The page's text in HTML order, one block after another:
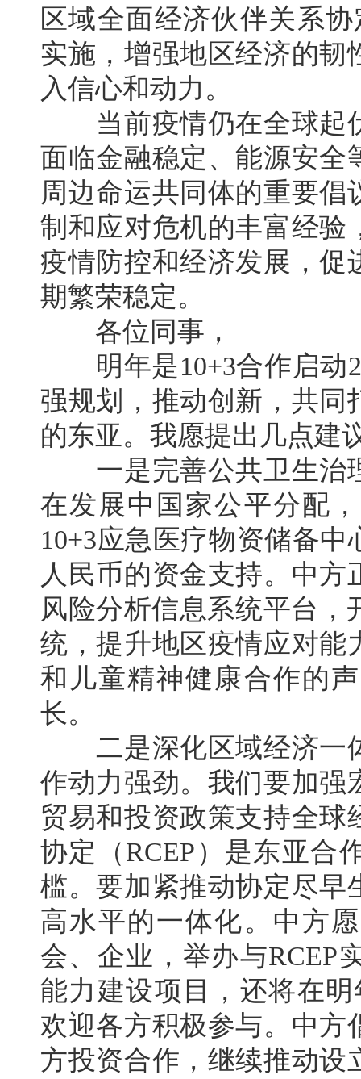
区域全面经济伙伴关系
实施，增强地区经济的韧
入信心和动力。
当前疫情仍在全球起
面临金融稳定、能源安全
周边命运共同体的重要
制和应对危机的丰富经验
疫情防控和经济发展，促
期繁荣稳定。
各位同事，
明年是10+3合作启动
强规划，推动创新，共同
的东亚。我愿提出几点建
一是完善公共卫生治
在发展中国家公平分配
10+3应急医疗物资储备
人民币的资金支持。中
风险分析信息系统平台，
统，提升地区疫情应对能
和儿童精神健康合作的
长。
二是深化区域经济一
作动力强劲。我们要加强
贸易和投资政策支持全球
协定（RCEP）是东亚合
槛。要加紧推动协定尽早
高水平的一体化。中方
会、企业，举办与RCEP
能力建设项目，还将在
欢迎各方积极参与。中方
方投资合作，继续推动设